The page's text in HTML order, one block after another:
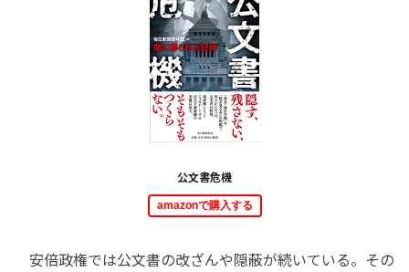
公文書危機
amazonで購入する
安倍政権では公文書の改ざんや隠蔽が続いている。その